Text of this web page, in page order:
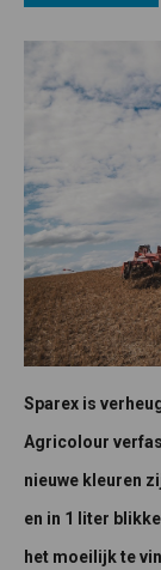
Sparex is
Agricolour
nieuwe kleuren
en in 1 liter
het moeilijk te